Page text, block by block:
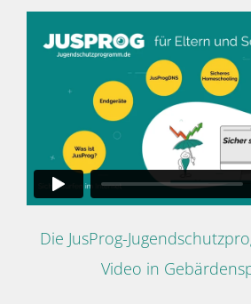
Die JusProg-
Video in